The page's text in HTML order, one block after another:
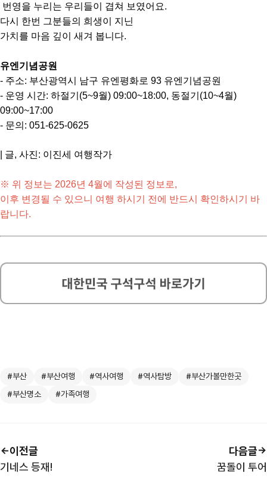
번영을 누리는 우리들이 겹쳐 보였어요.
다시 한번 그분들의 희생이 지닌
가치를 마음 깊이 새겨 봅니다.
유엔기념공원
- 주소: 부산광역시 남구 유엔평화로 93 유엔기념공원
- 운영 시간: 하절기(5~9월) 09:00~18:00, 동절기(10~4월)
09:00~17:00
- 문의: 051-625-0625
| 글, 사진: 이진세 여행작가
※ 위 정보는 2026년 4월에 작성된 정보로,
이후 변경될 수 있으니 여행 하시기 전에 반드시 확인하시기 바
랍니다.
#부산 #부산여행 #역사여행 #역사탐방
#부산가볼만한곳
#부산명소
#가족여행
이전글
기네스 등재!
꿈돌이 투어
다음글